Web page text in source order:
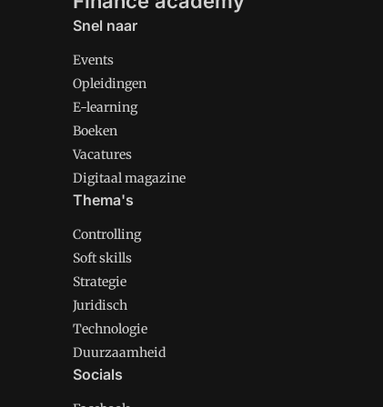
Snel naar
Events
Opleidingen
E-learning
Boeken
Vacatures
Digitaal magazine
Thema's
Controlling
Soft skills
Strategie
Juridisch
Technologie
Duurzaamheid
Socials